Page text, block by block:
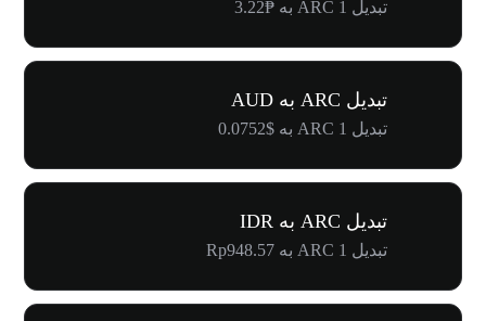
تبدیل 1 ARC به ₱3.22
تبدیل ARC به AUD
تبدیل 1 ARC به $0.0752
تبدیل ARC به IDR
تبدیل 1 ARC به Rp948.57